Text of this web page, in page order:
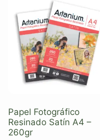
Papel Fotográfico
Resinado Satín A4 –
260gr